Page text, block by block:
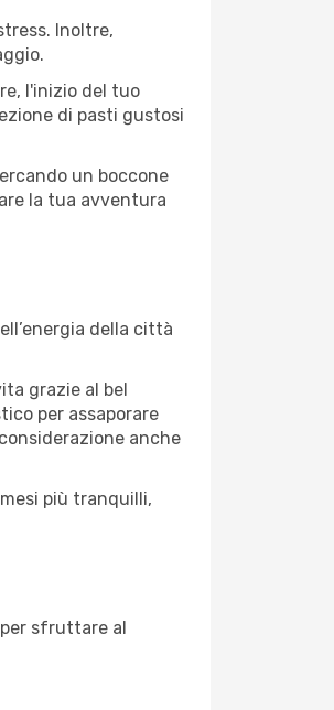
Inoltre,
l'inizio del tuo
di pasti gustosi
un boccone
la tua avventura
della città
grazie al bel
per assaporare
anche
più tranquilli,
sfruttare al